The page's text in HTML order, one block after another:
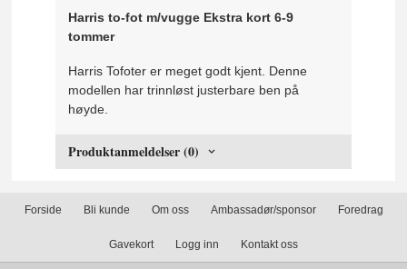
Harris to-fot m/vugge Ekstra kort 6-9
tommer
Harris Tofoter er meget godt kjent. Denne
modellen har trinnløst justerbare ben på
høyde.
Produktanmeldelser (0)
Forside Bli kunde Om oss Ambassadør/sponsor Foredrag
Gavekort Logg inn Kontakt oss